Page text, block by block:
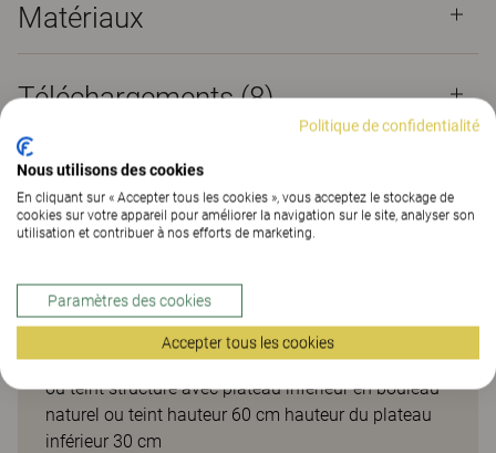
Matériaux
Téléchargements (8)
The Better Effect Index (2,06)
Maja table
Table basse avec plateau en bouleau massif naturel
ou teint structure avec plateau inférieur en bouleau
naturel ou teint hauteur 60 cm hauteur du plateau
inférieur 30 cm
Politique de confidentialité
Nous utilisons des cookies
En cliquant sur « Accepter tous les cookies », vous acceptez le stockage de
cookies sur votre appareil pour améliorer la navigation sur le site, analyser son
utilisation et contribuer à nos efforts de marketing.
Paramètres des cookies
Accepter tous les cookies